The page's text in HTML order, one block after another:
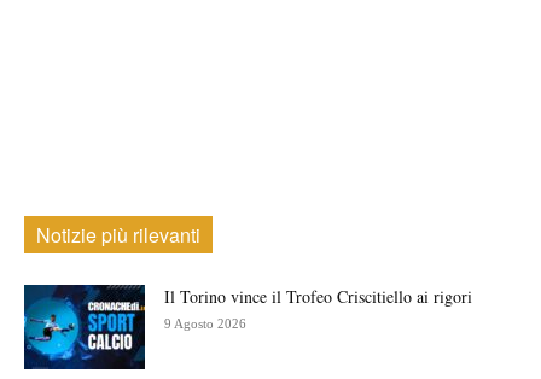
Notizie più rilevanti
Il Torino vince il Trofeo Criscitiello ai rigori
9 Agosto 2026